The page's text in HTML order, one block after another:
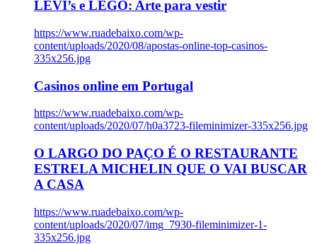
LEVI’s e LEGO: Arte para vestir
https://www.ruadebaixo.com/wp-
content/uploads/2020/08/apostas-online-top-casinos-
335x256.jpg
Casinos online em Portugal
https://www.ruadebaixo.com/wp-
content/uploads/2020/07/h0a3723-fileminimizer-335x256.jpg
O LARGO DO PAÇO É O RESTAURANTE
ESTRELA MICHELIN QUE O VAI BUSCAR
A CASA
https://www.ruadebaixo.com/wp-
content/uploads/2020/07/img_7930-fileminimizer-1-
335x256.jpg